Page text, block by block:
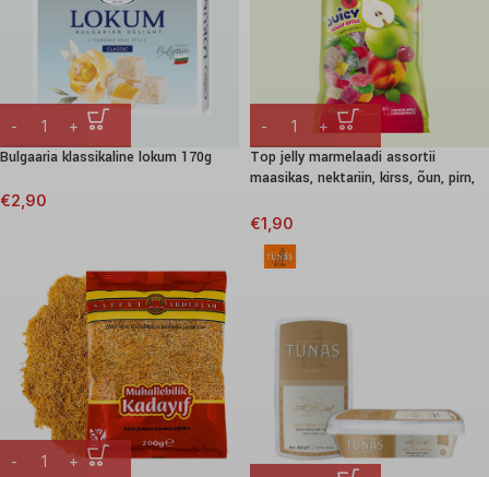
Bulgaaria klassikaline lokum 170g
€2,90
Top jelly marmelaadi assortii
maasikas, nektariin, kirss, õun, pirn,
€1,90